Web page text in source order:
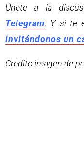
Únete a la
Telegram. Y si te
invitándonos un
Crédito imagen de